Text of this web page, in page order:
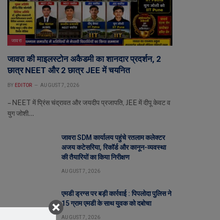
जावरा
जावरा की माइलस्टोन अकैडमी का शानदार प्रदर्शन, 2
छात्र NEET और 2 छात्र JEE में चयनित
BY EDITOR AUGUST 7, 2026
– NEET में प्रिंस चंद्रावत और जयदीप प्रजापति, JEE में दीपू केवट व
युग जोशी…
जावरा SDM कार्यालय पहुंचे रतलाम कलेक्टर
अजय कटेसरिया, रिकॉर्ड और कानून-व्यवस्था
की तैयारियों का किया निरीक्षण
AUGUST 7, 2026
एमडी ड्रग्स पर बड़ी कार्रवाई : पिपलोदा पुलिस ने
15 ग्राम एमडी के साथ युवक को दबोचा
AUGUST 7, 2026